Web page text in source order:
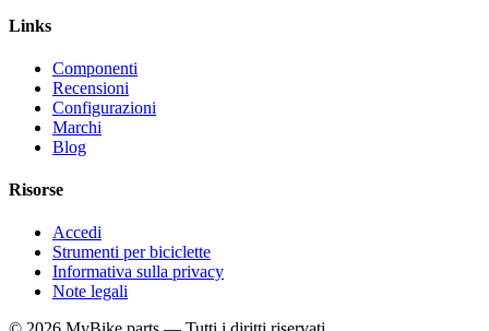
Links
Componenti
Recensioni
Configurazioni
Marchi
Blog
Risorse
Accedi
Strumenti per biciclette
Informativa sulla privacy
Note legali